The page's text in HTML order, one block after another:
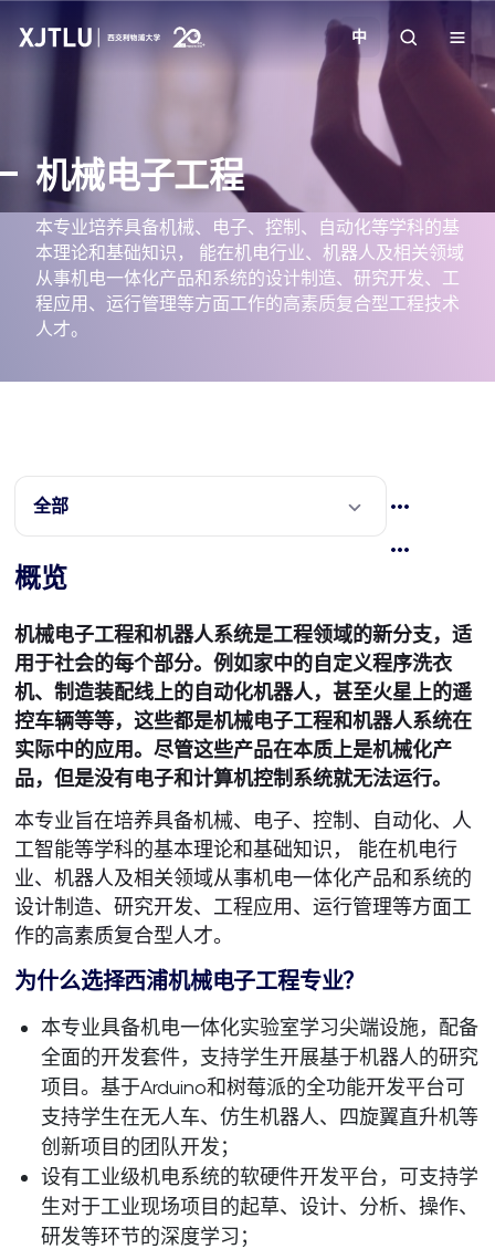
招生
科研
学院
校园生活
中
机械电子工程
本专业培养具备机械、电子、控制、自动化等学科的基
本理论和基础知识， 能在机电行业、机器人及相关领域
从事机电一体化产品和系统的设计制造、研究开发、工
程应用、运行管理等方面工作的高素质复合型工程技术
人才。
全部
概览
机械电子工程和机器人系统是工程领域的新分支，适
用于社会的每个部分。例如家中的自定义程序洗衣
机、制造装配线上的自动化机器人，甚至火星上的遥
控车辆等等，这些都是机械电子工程和机器人系统在
实际中的应用。尽管这些产品在本质上是机械化产
品，但是没有电子和计算机控制系统就无法运行。
本专业旨在培养具备机械、电子、控制、自动化、人
工智能等学科的基本理论和基础知识， 能在机电行
业、机器人及相关领域从事机电一体化产品和系统的
设计制造、研究开发、工程应用、运行管理等方面工
作的高素质复合型人才。
为什么选择西浦机械电子工程专业？
本专业具备机电一体化实验室学习尖端设施，配备
全面的开发套件，支持学生开展基于机器人的研究
项目。基于Arduino和树莓派的全功能开发平台可
支持学生在无人车、仿生机器人、四旋翼直升机等
创新项目的团队开发；
设有工业级机电系统的软硬件开发平台，可支持学
生对于工业现场项目的起草、设计、分析、操作、
研发等环节的深度学习；